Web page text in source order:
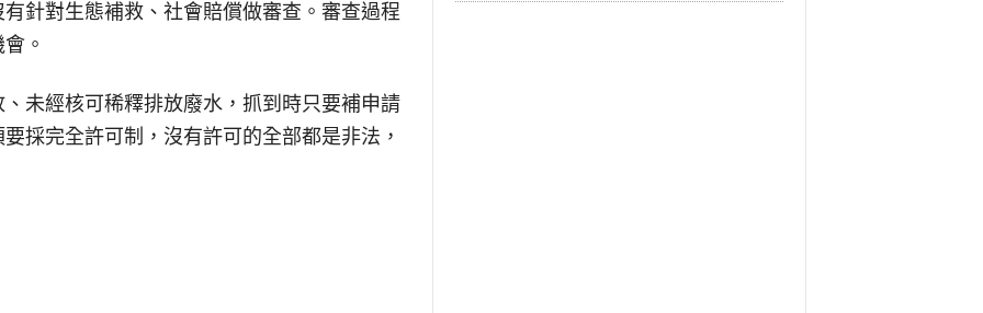
針對生態補救、社會賠償做審查。審查過程
。
未經核可稀釋排放廢水，抓到時只要補申請
採完全許可制，沒有許可的全部都是非法，